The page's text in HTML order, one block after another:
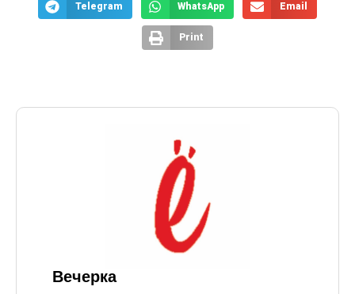
Telegram WhatsApp Email
Print
Вечерка